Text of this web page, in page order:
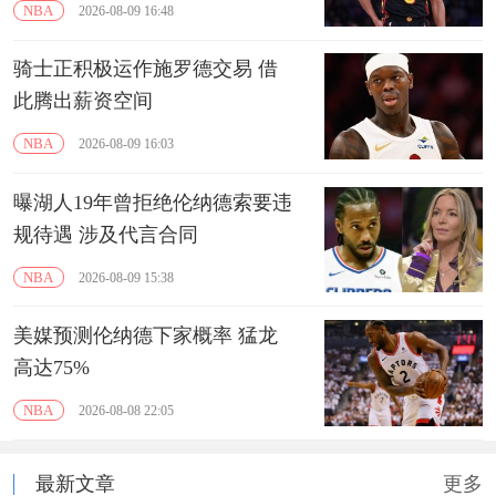
NBA 2026-08-09 16:48
骑士正积极运作施罗德交易 借
此腾出薪资空间
NBA 2026-08-09 16:03
曝湖人19年曾拒绝伦纳德索要违
规待遇 涉及代言合同
NBA 2026-08-09 15:38
美媒预测伦纳德下家概率 猛龙
高达75%
NBA 2026-08-08 22:05
最新文章 更多